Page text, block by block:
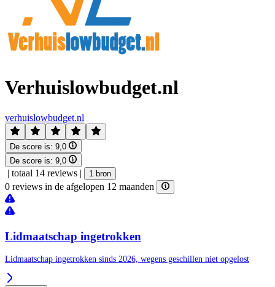
Verhuislowbudget.nl
verhuislowbudget.nl
De score is: 9,0
De score is: 9,0
| totaal 14 reviews | 1 bron
0 reviews in de afgelopen 12 maanden
Lidmaatschap ingetrokken
Lidmaatschap ingetrokken sinds 2026, wegens geschillen niet opgelost